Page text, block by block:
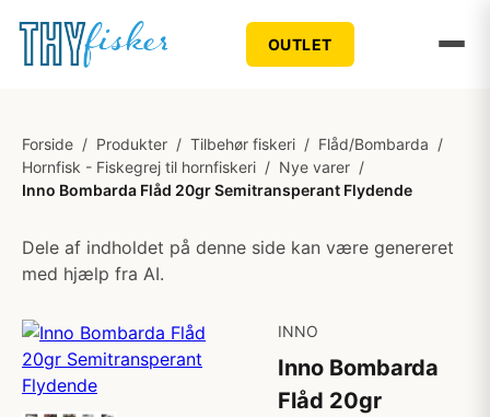
OUTLET
Forside / Produkter / Tilbehør fiskeri / Flåd/Bombarda /
Hornfisk - Fiskegrej til hornfiskeri / Nye varer /
Inno Bombarda Flåd 20gr Semitransperant Flydende
Dele af indholdet på denne side kan være genereret
med hjælp fra AI.
INNO
Inno Bombarda
Flåd 20gr